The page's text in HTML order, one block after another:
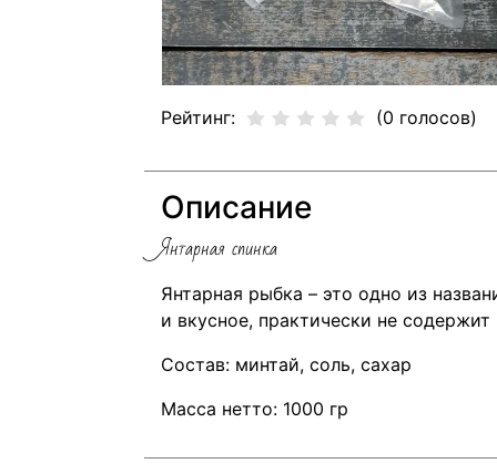
Рейтинг: (0 голосов)
Описание
Янтарная спинка
Янтарная рыбка – это одно из
и вкусное, практически не
Состав: минтай, соль, сахар
Масса нетто: 1000 гр